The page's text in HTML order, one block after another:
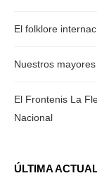
El folklore
Nuestros
El Frontenis La
Nacional
ÚLTIMA